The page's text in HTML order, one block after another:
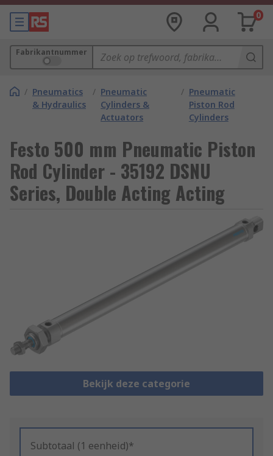
0
Fabrikantnummer
/ Pneumatics
& Hydraulics
/ Pneumatic
Cylinders &
Actuators
/ Pneumatic
Piston Rod
Cylinders
Festo 500 mm Pneumatic Piston
Rod Cylinder - 35192 DSNU
Series, Double Acting Acting
Bekijk deze categorie
Subtotaal (1 eenheid)*